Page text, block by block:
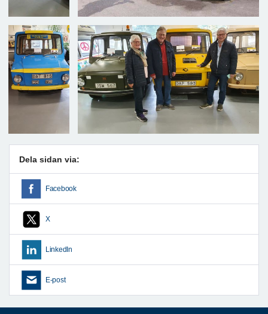
Dela sidan via:
Facebook
X
LinkedIn
E-post